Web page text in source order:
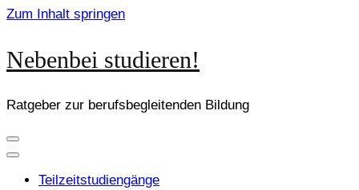
Zum Inhalt springen
Nebenbei studieren!
Ratgeber zur berufsbegleitenden Bildung
Teilzeitstudiengänge